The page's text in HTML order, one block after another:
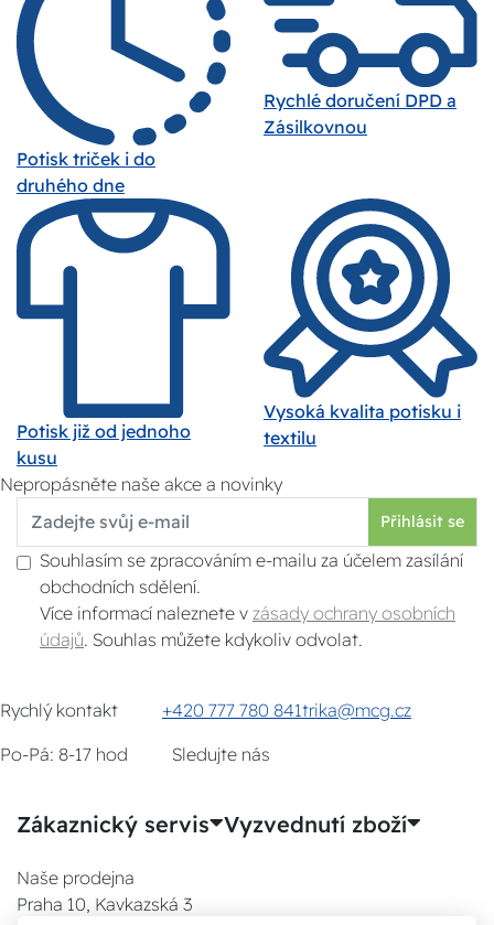
Potisk triček i do
druhého dne
Rychlé doručení DPD a
Zásilkovnou
Potisk již od jednoho
kusu
Vysoká kvalita potisku i
textilu
Nepropásněte naše akce a novinky
Přihlásit se
Souhlasím se zpracováním e-mailu za účelem zasílání
obchodních sdělení.
Více informací naleznete v zásady ochrany osobních
údajů . Souhlas můžete kdykoliv odvolat.
Rychlý kontakt +420 777 780 841trika@mcg.cz
Po-Pá: 8-17 hod
Sledujte nás
Zákaznický servis Vyzvednutí zboží
Naše prodejna
Praha 10, Kavkazská 3